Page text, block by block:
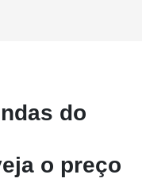
do
o preço